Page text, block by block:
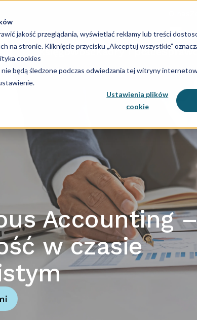
jakość przeglądania, wyświetlać reklamy lub treści
na stronie. Kliknięcie przycisku „Akceptuj wszystkie”
cookies
nie będą śledzone podczas odwiedzania tej witryny
Ustawienia plików
cookie
KsięgowośćKadry i płace
Accounting
w czasie